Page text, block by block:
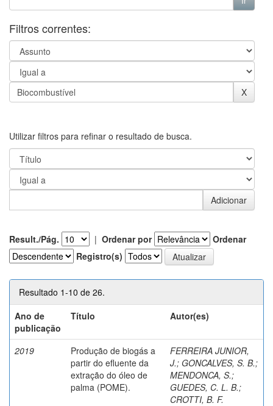
Filtros correntes:
Utilizar filtros para refinar o resultado de busca.
Result./Pág. | Ordenar por
Ordenar
Registro(s)
Resultado 1-10 de 26.
Ano de
publicação
Título Autor(es)
2019
Produção de biogás a
partir do efluente da
extração do óleo de
palma (POME).
FERREIRA JUNIOR,
J.; GONCALVES, S. B.;
MENDONCA, S.;
GUEDES, C. L. B.;
CROTTI, B. F.